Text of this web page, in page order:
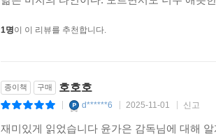
1명이 이 리뷰를 추천합니다.
종이책 구매 호호호
d******6 2025-11-01 신고
재미있게 읽었습니다 윤가은 감독님에 대해